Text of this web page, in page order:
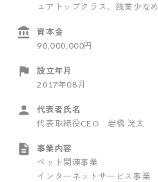
ェアトップクラス 、残業少なめ
資本金
90,000,000円
設立年月
2017年08月
代表者氏名
代表取締役CEO 岩橋 洸太
事業内容
ペット関連事業
インターネットサービス事業